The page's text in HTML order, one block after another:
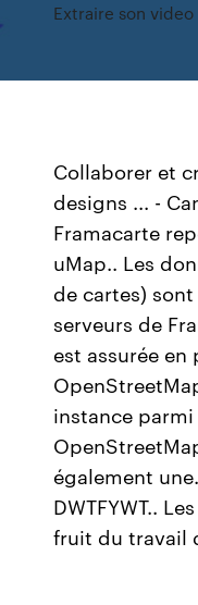
Extraire son
Collaborer et
designs ... -
Framacarte
uMap.. Les
de cartes)
serveurs de
est assurée
instance parmi
également
DWTFYWT..
fruit du travail